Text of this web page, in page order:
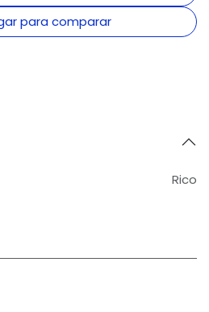
para comparar
Rico